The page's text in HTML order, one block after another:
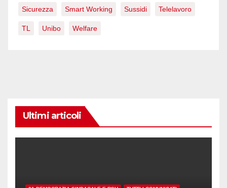
Sicurezza Smart Working Sussidi Telelavoro
TL Unibo Welfare
Ultimi articoli